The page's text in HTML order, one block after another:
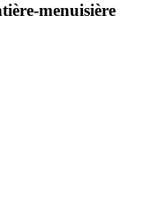
menuisière